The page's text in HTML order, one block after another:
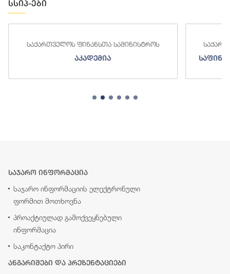
სსიპ-ები
საქართველოს ფინანსთა სამინისტროს
აკადემია
საჯარო ინფორმაცია
საჯარო ინფორმაციის ელექტრონული
ფორმით მოთხოვნა
პროაქტიულად გამოქვეყნებული
ინფორმაცია
საკონტაქტო პირი
ანგარიშები და პრეზენტაციები